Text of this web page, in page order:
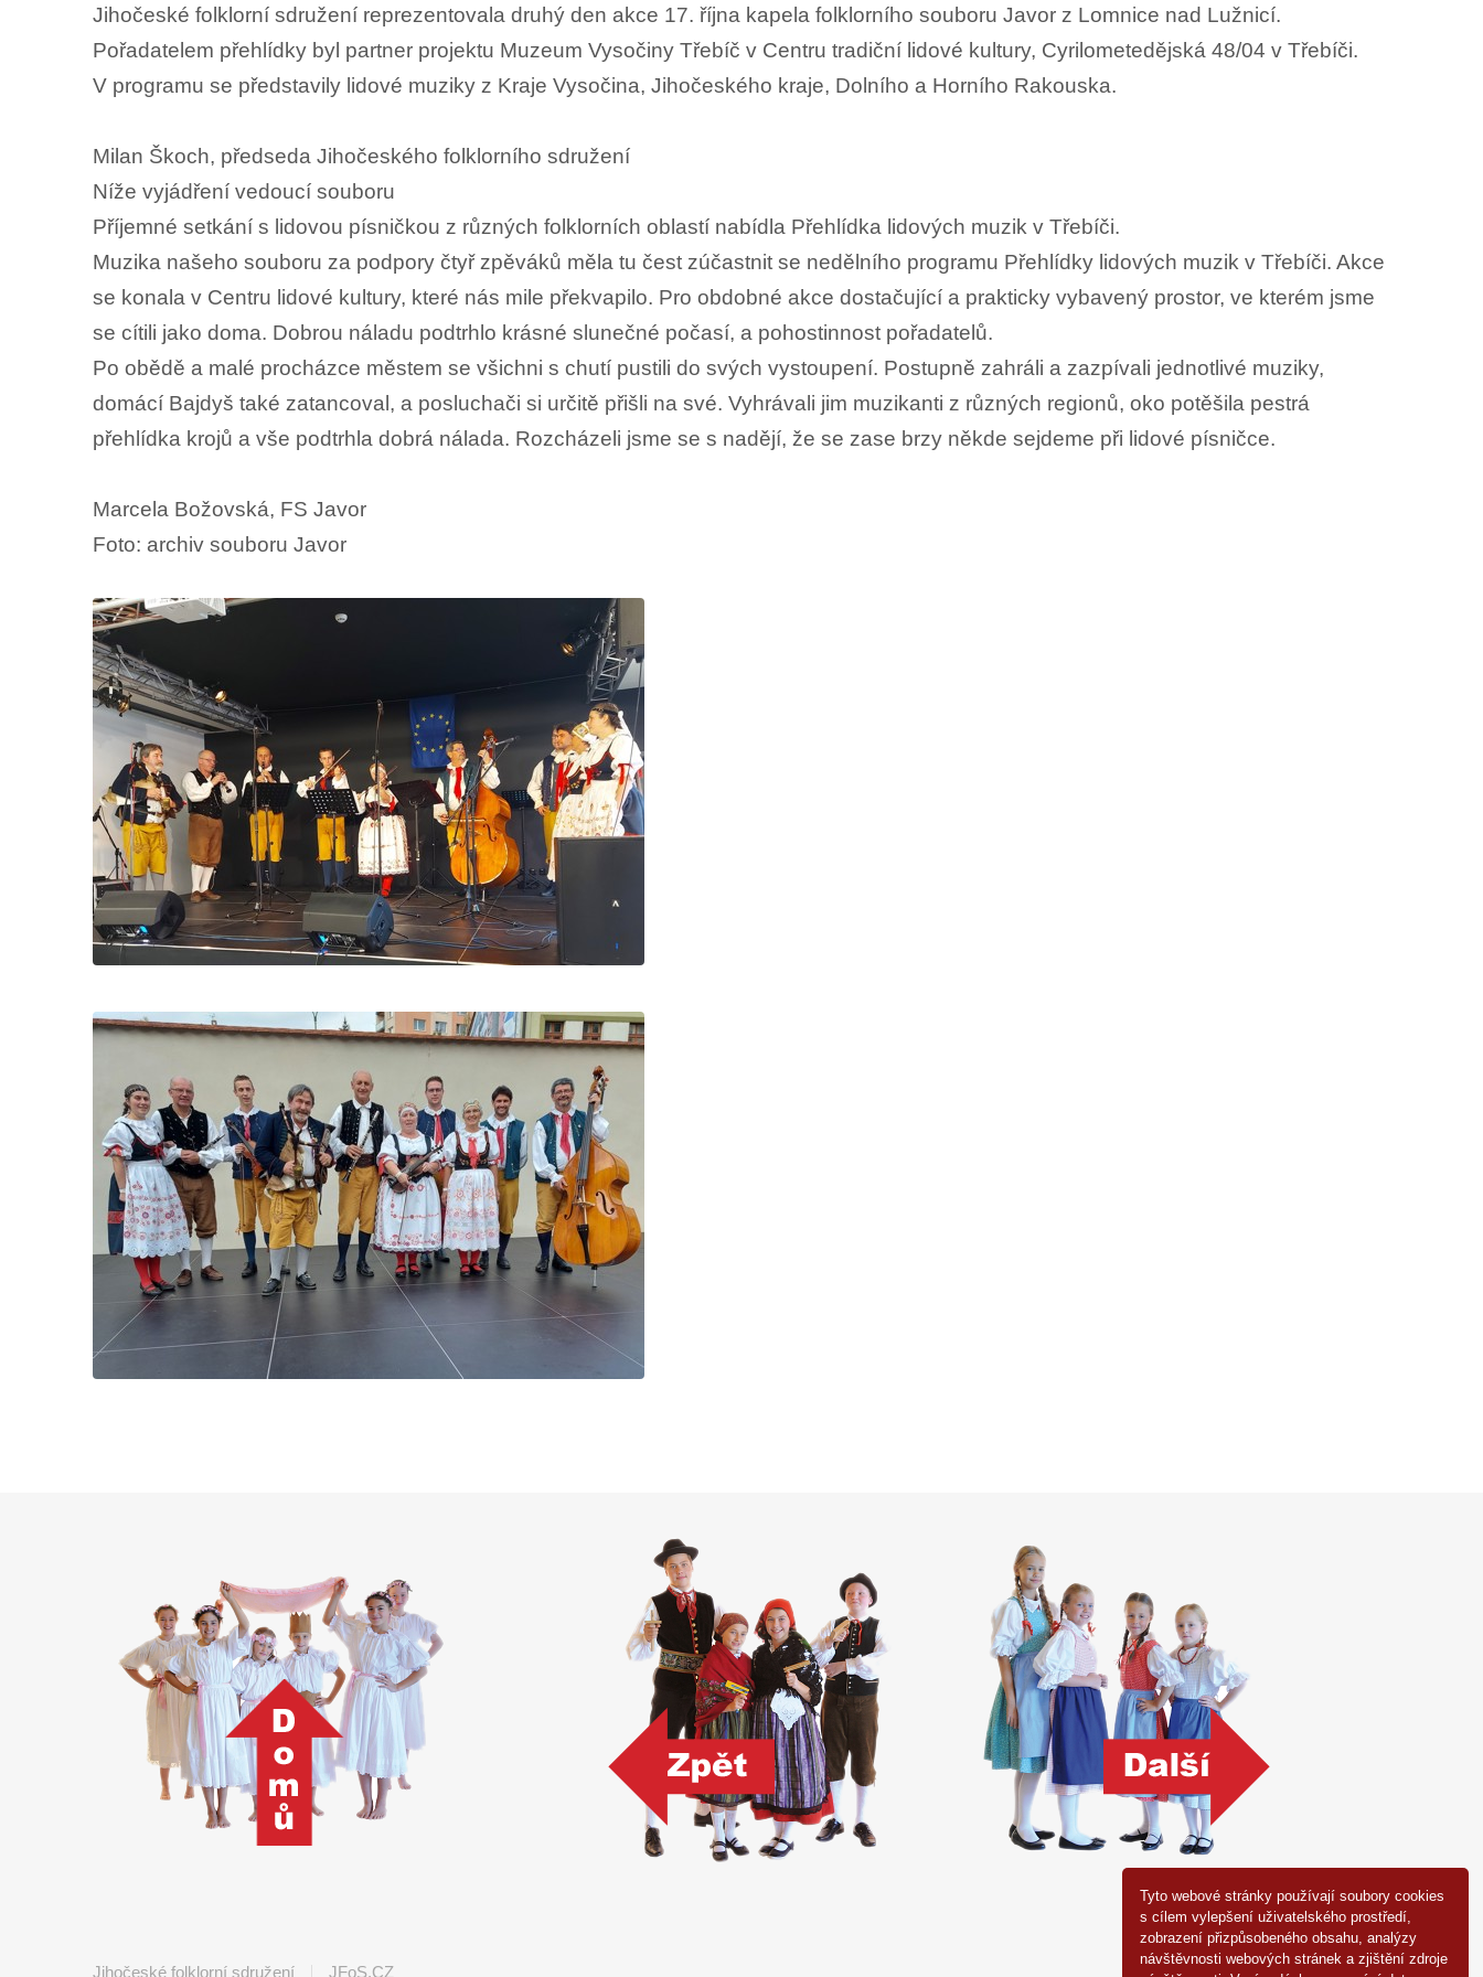
Tyto webové stránky používají soubory cookies
s cílem vylepšení uživatelského prostředí,
zobrazení přizpůsobeného obsahu, analýzy
návštěvnosti webových stránek a zjištění zdroje
Jihočeské folklorní sdružení reprezentovala druhý den akce 17. října kapela folklorního souboru Javor z Lomnice nad Lužnicí.
Pořadatelem přehlídky byl partner projektu Muzeum Vysočiny Třebíč v Centru tradiční lidové kultury, Cyrilometedějská 48/04 v Třebíči.
V programu se představily lidové muziky z Kraje Vysočina, Jihočeského kraje, Dolního a Horního Rakouska.
Milan Škoch, předseda Jihočeského folklorního sdružení
Níže vyjádření vedoucí souboru
Příjemné setkání s lidovou písničkou z různých folklorních oblastí nabídla Přehlídka lidových muzik v Třebíči.
Muzika našeho souboru za podpory čtyř zpěváků měla tu čest zúčastnit se nedělního programu Přehlídky lidových muzik v Třebíči. Akce
se konala v Centru lidové kultury, které nás mile překvapilo. Pro obdobné akce dostačující a prakticky vybavený prostor, ve kterém jsme
se cítili jako doma. Dobrou náladu podtrhlo krásné slunečné počasí, a pohostinnost pořadatelů.
Po obědě a malé procházce městem se všichni s chutí pustili do svých vystoupení. Postupně zahráli a zazpívali jednotlivé muziky,
domácí Bajdyš také zatancoval, a posluchači si určitě přišli na své. Vyhrávali jim muzikanti z různých regionů, oko potěšila pestrá
přehlídka krojů a vše podtrhla dobrá nálada. Rozcházeli jsme se s nadějí, že se zase brzy někde sejdeme při lidové písničce.
Marcela Božovská, FS Javor
Foto: archiv souboru Javor
Jihočeské folklorní sdružení JFoS.CZ